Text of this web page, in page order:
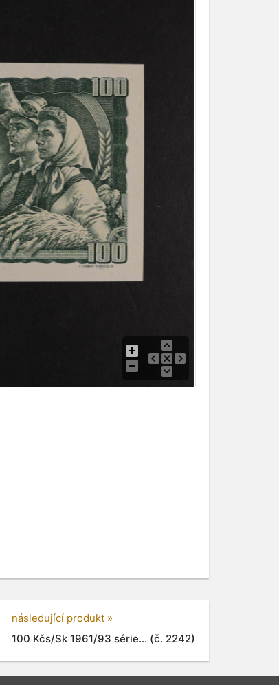
následující produkt »
100 Kčs/Sk 1961/93 série... (č. 2242)